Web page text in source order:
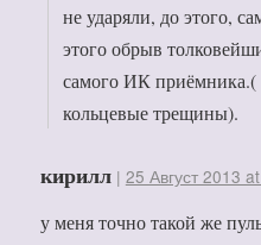
не ударяли, до этого,
этого обрыв
самого ИК
кольцевые трещины).
кирилл | 25 Август 2013
у меня точно такой же